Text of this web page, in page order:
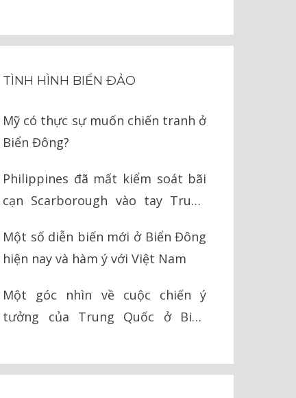
TÌNH HÌNH BIỂN ĐẢO
Mỹ có thực sự muốn chiến tranh ở
Biển Đông?
Philippines đã mất kiểm soát bãi
cạn Scarborough vào tay Trung
Một số diễn biến mới ở Biển Đông
hiện nay và hàm ý với Việt Nam
Một góc nhìn về cuộc chiến ý
tưởng của Trung Quốc ở Biển